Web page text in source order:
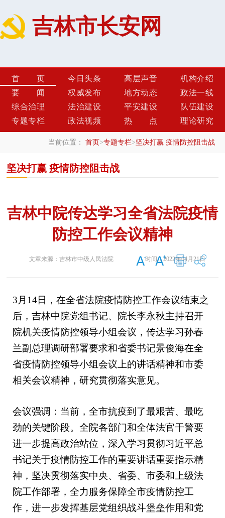
吉林市长安网
首页 今日头条 高层声音
机构介绍
要闻
权威发布 地方动态
政法一线
综合治理
法治建设 平安建设
队伍建设
专题专栏
政法视频 热点 理论研究
当前位置： 首页>专题专栏>坚决打赢 疫情防控阻击战
坚决打赢 疫情防控阻击战
吉林中院传达学习全省法院疫情
防控工作会议精神
文章来源：吉林市中级人民法院 时间：2022年04月21日
3月14日，在全省法院疫情防控工作会议结束之
后，吉林中院党组书记、院长李永秋主持召开
院机关疫情防控领导小组会议，传达学习孙春
兰副总理调研部署要求和省委书记景俊海在全
省疫情防控领导小组会议上的讲话精神和市委
相关会议精神，研究贯彻落实意见。
会议强调：当前，全市抗疫到了最艰苦、最吃
劲的关键阶段。全院各部门和全体法官干警要
进一步提高政治站位，深入学习贯彻习近平总
书记关于疫情防控工作的重要讲话重要指示精
神，坚决贯彻落实中央、省委、市委和上级法
院工作部署，全力服务保障全市疫情防控工
作，进一步发挥基层党组织战斗堡垒作用和党